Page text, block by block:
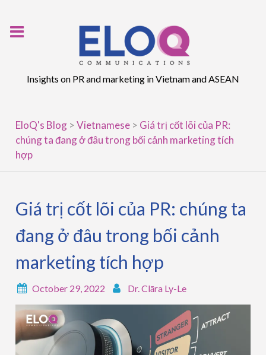
Insights on PR and marketing in Vietnam and ASEAN
EloQ's Blog >Vietnamese > Giá trị cốt lõi của PR:
chúng ta đang ở đâu trong bối cảnh marketing tích
hợp
Giá trị cốt lõi của PR: chúng ta
đang ở đâu trong bối cảnh
marketing tích hợp
October 29, 2022 Dr. Clāra Ly-Le